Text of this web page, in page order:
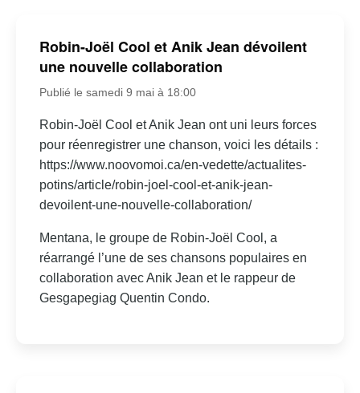
Robin-Joël Cool et Anik Jean dévoilent
une nouvelle collaboration
Publié le samedi 9 mai à 18:00
Robin-Joël Cool et Anik Jean ont uni leurs forces
pour réenregistrer une chanson, voici les détails :
https://www.noovomoi.ca/en-vedette/actualites-
potins/article/robin-joel-cool-et-anik-jean-
devoilent-une-nouvelle-collaboration/
Mentana, le groupe de Robin-Joël Cool, a
réarrangé l’une de ses chansons populaires en
collaboration avec Anik Jean et le rappeur de
Gesgapegiag Quentin Condo.